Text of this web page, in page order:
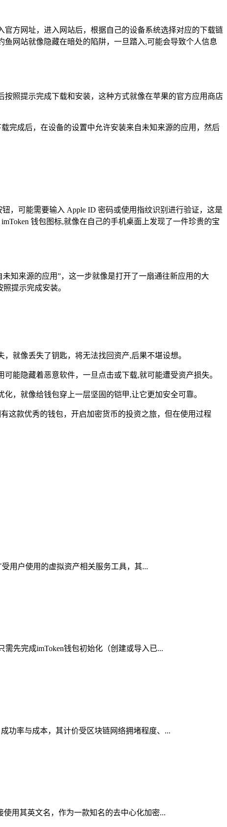
方网址，进入网站后，根据自己的设备系统选择对应的下载链
网站就像隐藏在暗处的陷阱，一旦踏入,可能会导致个人信息
按照提示完成下载和安装，这种方式就像在苹果的官方应用商店
完成后，在设备的设置中允许安装来自未知来源的应用，然后
，可能需要输入 Apple ID 密码或使用指纹识别进行验证，这是
钱包图标,就像在自己的手机桌面上发现了一件珍贵的宝
知来源的应用”，这一步就像是打开了一扇通往新应用的大
提示完成安装。
就像丢失了钥匙，将无法找回资产,后果不堪设想。
能隐藏着恶意软件，一旦点击或下载,就可能遭受资产损失。
，就像给钱包穿上一层坚固的铠甲,让它更加安全可靠。
这款优秀的钱包，开启加密货币的投资之旅，但在使用过程
用户使用的虚拟资产相关服务工具，其...
先完成imToken钱包初始化（创建或导入已...
功率与成本，其计价受区块链网络拥堵程度、...
用其英文名，作为一款知名的去中心化加密...